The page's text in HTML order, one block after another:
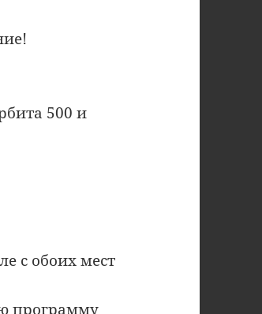
500 и
с обоих мест
программу